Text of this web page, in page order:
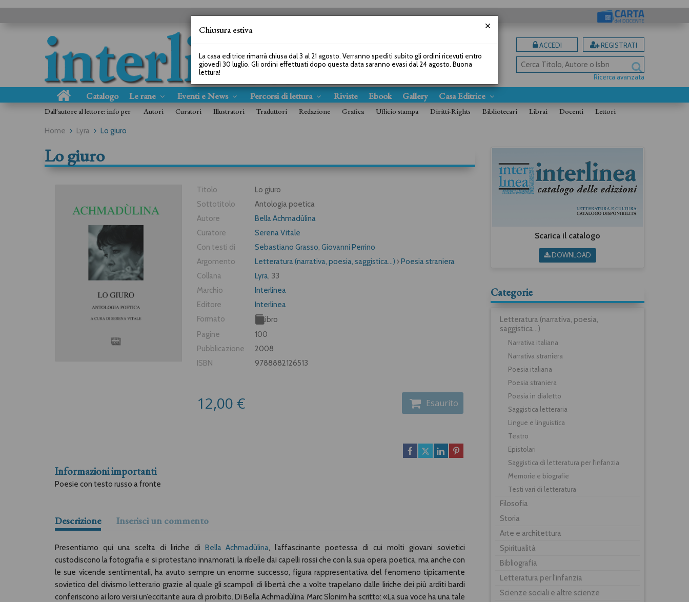
ACCEDI REGISTRATI
Ricerca avanzata
Catalogo Le rane Eventi e News Percorsi di lettura Riviste Ebook Gallery Casa Editrice
Dall'autore al lettore: info per Autori Curatori Illustratori Traduttori Redazione Grafica Ufficio stampa Diritti-Rights Bibliotecari Librai Docenti Lettori
Home Lyra Lo giuro
Lo giuro
Titolo
Lo giuro
Sottotitolo
Antologia poetica
Autore
Bella Achmadùlina
Curatore
Serena Vitale
Con testi di
Sebastiano Grasso,Giovanni Perrino
Argomento
Letteratura (narrativa, poesia, saggistica...)
Poesia straniera
Collana
Lyra, 33
Marchio
Interlinea
Editore
Interlinea
Formato
Libro
Pagine
100
Pubblicazione
2008
ISBN
9788882126513
12,00 € Esaurito
Informazioni importanti
Poesie con testo russo a fronte
Descrizione Inserisci un commento
Presentiamo qui una scelta di liriche di Bella Achmadùlina, l’affascinante poetessa di cui molti giovani sovietici
custodiscono la fotografia e si protestano innamorati, la ribelle dai capelli rossi che con la sua opera poetica, ma anche con
le sue vicende sentimentali, ha avuto sempre un enorme successo, figura rappresentativa del fenomeno tipicamente
sovietico del divismo letterario grazie al quale gli scampoli di libertà che a volte trapelano dalle liriche dei più arditi bardi
conferiscono ai loro versi un’eccitante aura di proibito. Di Bella Achmadùlina Marc Slonim ha scritto: «La sua voce ha una tale
Scarica il catalogo
DOWNLOAD
Categorie
Letteratura (narrativa, poesia,
saggistica...)
Narrativa italiana
Narrativa straniera
Poesia italiana
Poesia straniera
Poesia in dialetto
Saggistica letteraria
Lingue e linguistica
Teatro
Epistolari
Saggistica di letteratura per l'infanzia
Memorie e biografie
Testi vari di letteratura
Filosofia
Storia
Arte e architettura
Spiritualità
Bibliografia
Letteratura per l'infanzia
Scienze sociali e altre scienze
Chiusura estiva
La casa editrice rimarrà chiusa dal 3 al 21 agosto. Verranno spediti subito gli ordini ricevuti entro
giovedì 30 luglio. Gli ordini effettuati dopo questa data saranno evasi dal 24 agosto. Buona
lettura!